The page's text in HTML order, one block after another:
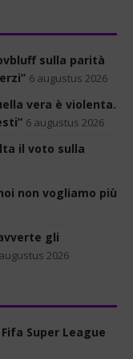
sulla parità
6 augustus 2026
vera è violenta.
6 augustus 2026
il voto sulla
non vogliamo più
gli
2026
Super League